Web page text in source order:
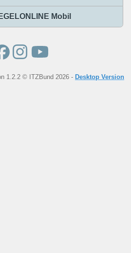
Mobil
1.2.2 © ITZBund 2026 - Desktop Version